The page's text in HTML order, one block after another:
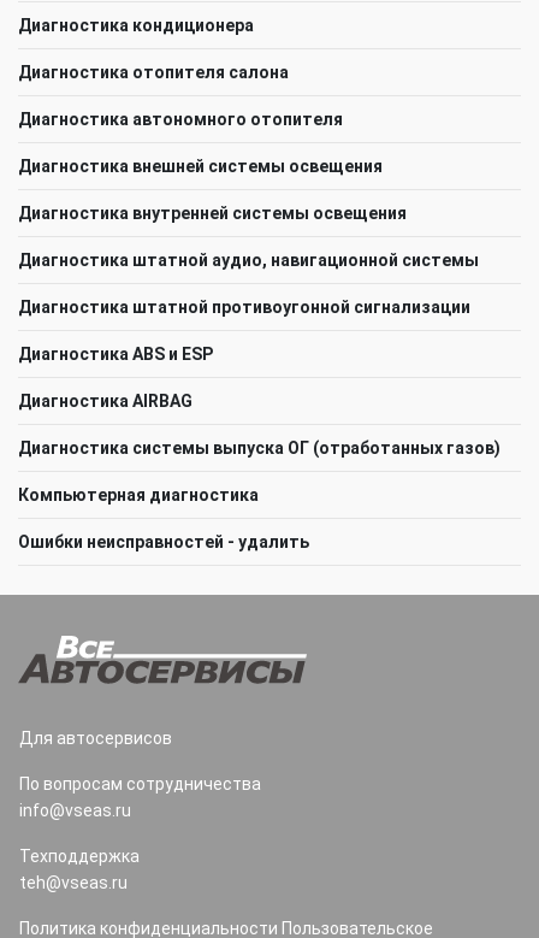
Диагностика кондиционера
Диагностика отопителя салона
Диагностика автономного отопителя
Диагностика внешней системы освещения
Диагностика внутренней системы освещения
Диагностика штатной аудио, навигационной системы
Диагностика штатной противоугонной сигнализации
Диагностика ABS и ESP
Диагностика AIRBAG
Диагностика системы выпуска ОГ (отработанных газов)
Компьютерная диагностика
Ошибки неисправностей - удалить
Для автосервисов
По вопросам сотрудничества
info@vseas.ru
Техподдержка
teh@vseas.ru
Политика конфиденциальности Пользовательское